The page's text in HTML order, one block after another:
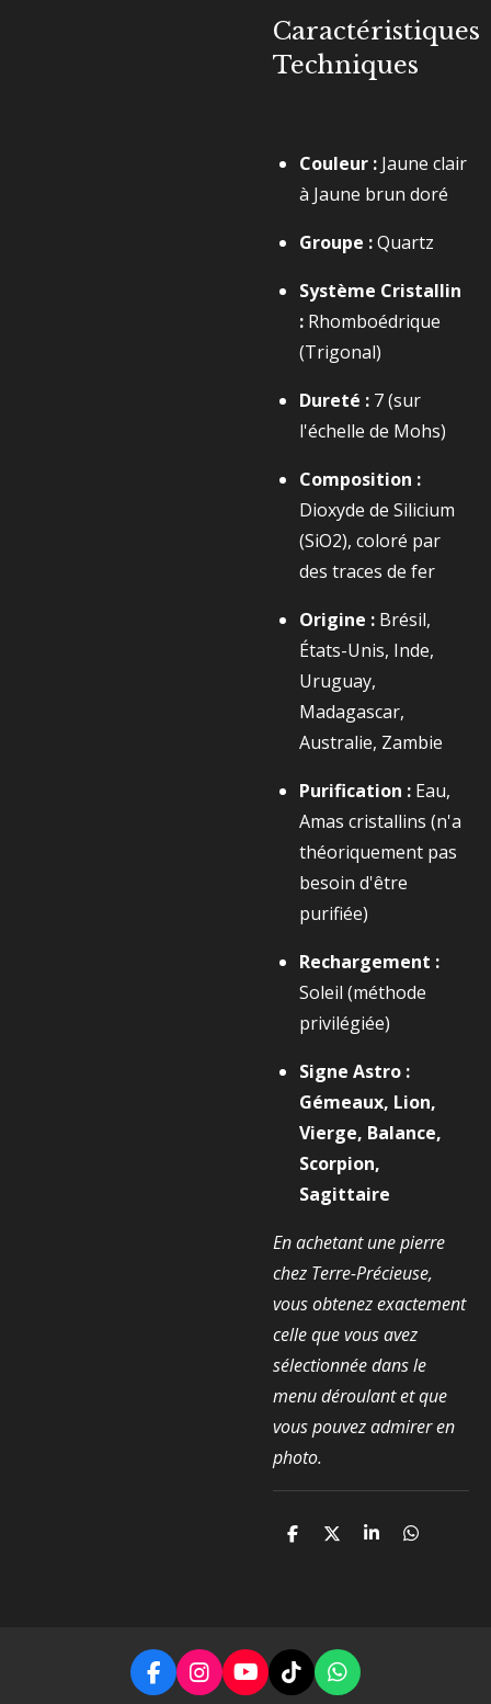
Caractéristiques
Techniques
Couleur : Jaune clair
à Jaune brun doré
Groupe :Quartz
Système Cristallin
: Rhomboédrique
(Trigonal)
Dureté : 7(sur
l'échelle de Mohs)
Composition :
Dioxyde de Silicium
(SiO2​), coloré par
des traces de fer
Origine : Brésil,
États-Unis, Inde,
Uruguay,
Madagascar,
Australie, Zambie
Purification : Eau,
Amas cristallins (n'a
théoriquement pas
besoin d'être
purifiée)
Rechargement :
Soleil (méthode
privilégiée)
Signe Astro :
Gémeaux, Lion,
Vierge, Balance,
Scorpion,
Sagittaire
En achetant une pierre
chez Terre-Précieuse,
vous obtenez exactement
celle que vous avez
sélectionnée dans le
menu déroulant et que
vous pouvez admirer en
photo.
P
e
r
P
e
r
P
P
F
I
Y
T
W